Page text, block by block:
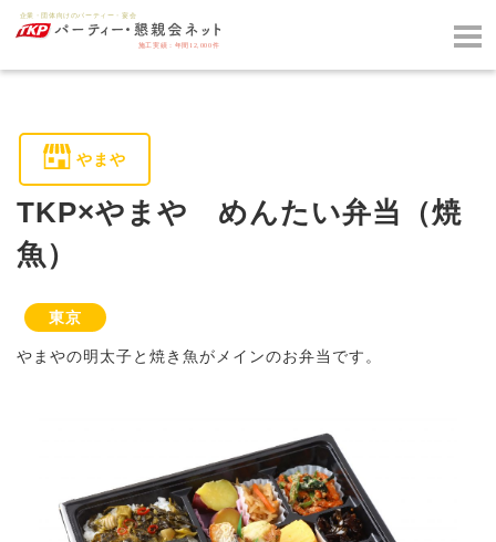
やまや
TKP×やまや めんたい弁当（焼
魚）
東京
やまやの明太子と焼き魚がメインのお弁当です。